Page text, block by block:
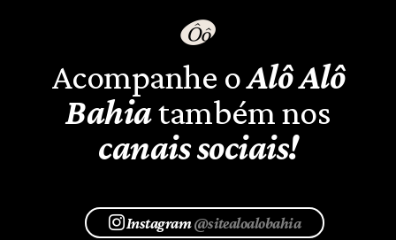
Acompanhe oAlô Alô
Bahiatambém nos
canais sociais!
Instagram@sitealoalobahia